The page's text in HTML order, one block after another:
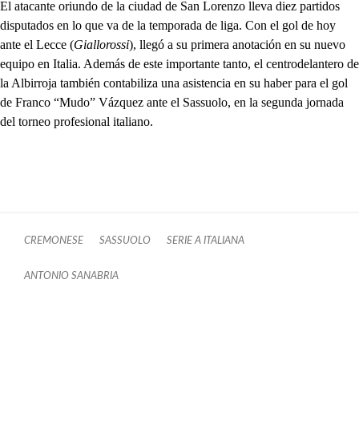
El atacante oriundo de la ciudad de San Lorenzo lleva diez partidos
disputados en lo que va de la temporada de liga. Con el gol de hoy
ante el Lecce (Giallorossi), llegó a su primera anotación en su nuevo
equipo en Italia. Además de este importante tanto, el centrodelantero de
la Albirroja también contabiliza una asistencia en su haber para el gol
de Franco “Mudo” Vázquez ante el Sassuolo, en la segunda jornada
del torneo profesional italiano.
CREMONESE SASSUOLO SERIE A ITALIANA
ANTONIO SANABRIA